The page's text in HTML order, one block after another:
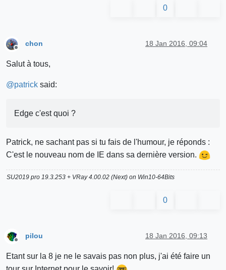
0
Offline
chon 18 Jan 2016, 09:04
Salut à tous,
@patrick said:
Edge c'est quoi ?
Patrick, ne sachant pas si tu fais de l'humour, je réponds :
C'est le nouveau nom de IE dans sa dernière version.
SU2019 pro 19.3.253 + VRay 4.00.02 (Next) on Win10-64Bits
0
pilou 18 Jan 2016, 09:13
Etant sur la 8 je ne le savais pas non plus, j'ai été faire un